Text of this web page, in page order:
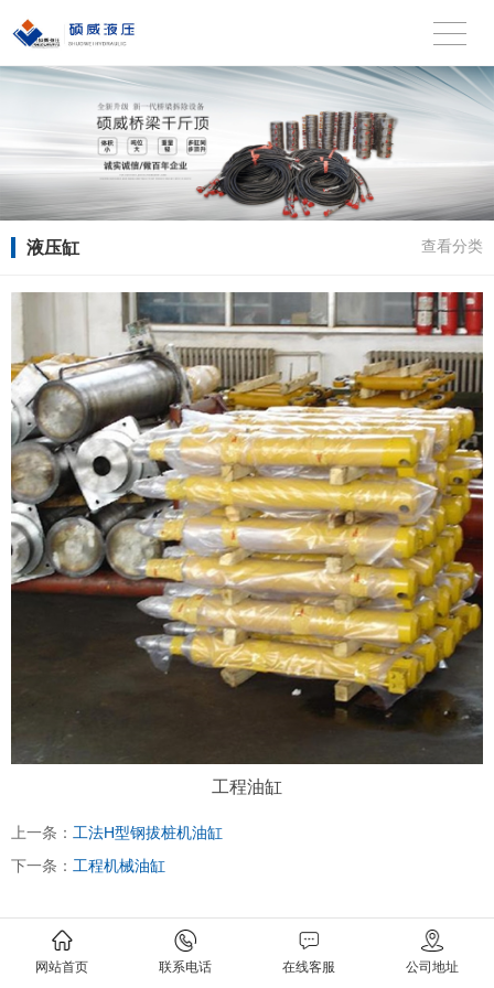
液压缸 查看分类
工程油缸
上一条： 工法H型钢拔桩机油缸
下一条： 工程机械油缸
网站首页 联系电话 在线客服 公司地址